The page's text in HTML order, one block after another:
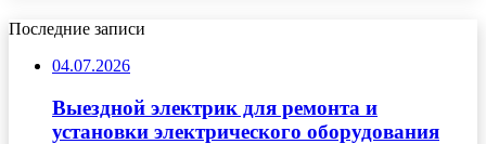
Последние записи
04.07.2026
Выездной электрик для ремонта и
установки электрического оборудования